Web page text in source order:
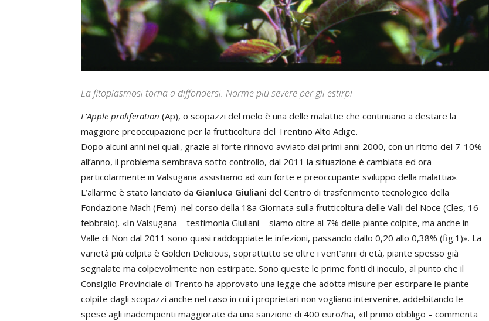
La fitoplasmosi torna a diffondersi. Norme più severe per gli estirpi
L’Apple proliferation (Ap), o scopazzi del melo è una delle malattie che continuano a destare la
maggiore preoccupazione per la frutticoltura del Trentino Alto Adige.
Dopo alcuni anni nei quali, grazie al forte rinnovo avviato dai primi anni 2000, con un ritmo del 7-10%
all’anno, il problema sembrava sotto controllo, dal 2011 la situazione è cambiata ed ora
particolarmente in Valsugana assistiamo ad «un forte e preoccupante sviluppo della malattia».
L’allarme è stato lanciato da Gianluca Giuliani del Centro di trasferimento tecnologico della
Fondazione Mach (Fem) nel corso della 18a Giornata sulla frutticoltura delle Valli del Noce (Cles, 16
febbraio). «In Valsugana – testimonia Giuliani − siamo oltre al 7% delle piante colpite, ma anche in
Valle di Non dal 2011 sono quasi raddoppiate le infezioni, passando dallo 0,20 allo 0,38% (fig.1)». La
varietà più colpita è Golden Delicious, soprattutto se oltre i vent’anni di età, piante spesso già
segnalate ma colpevolmente non estirpate. Sono queste le prime fonti di inoculo, al punto che il
Consiglio Provinciale di Trento ha approvato una legge che adotta misure per estirpare le piante
colpite dagli scopazzi anche nel caso in cui i proprietari non vogliano intervenire, addebitando le
spese agli inadempienti maggiorate da una sanzione di 400 euro/ha, «Il primo obbligo – commenta